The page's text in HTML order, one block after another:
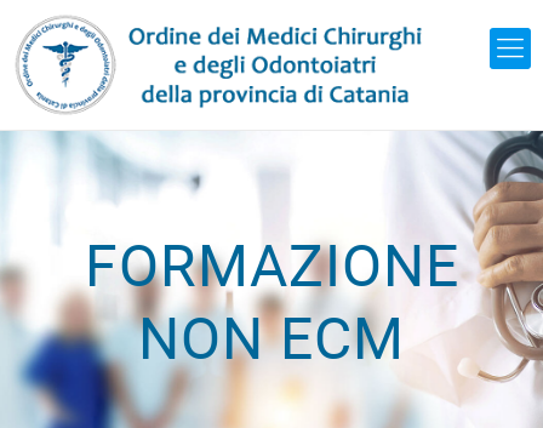
FORMAZIONE
NON ECM